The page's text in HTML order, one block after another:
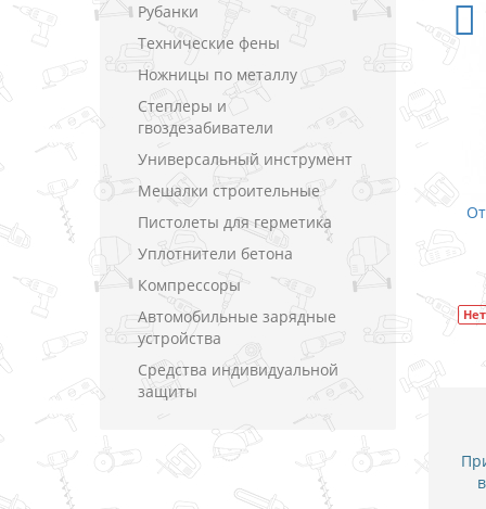
Рубанки
Технические фены
Ножницы по металлу
Степлеры и
гвоздезабиватели
Универсальный инструмент
Мешалки строительные
Пистолеты для герметика
Уплотнители бетона
Компрессоры
Автомобильные зарядные
устройства
Средства индивидуальной
защиты